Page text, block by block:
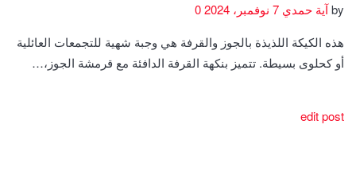
byآية حمدي
هذه الكيكة اللذيذة بالجوز والقرفة هي وجبة شهية للتجمعات العائلية
أو كحلوى بسيطة. تتميز بنكهة القرفة الدافئة مع قرمشة الجوز،…
edit post